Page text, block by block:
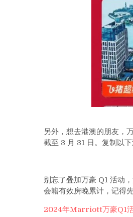
另外，想去港澳的朋友，
截至 3 月 31 日。复制以
别忘了叠加万豪 Q1 活动
会籍有效房晚累计，记得
2024年Marriott万豪Q1活